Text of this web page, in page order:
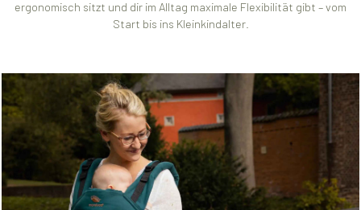
ergonomisch sitzt und dir im Alltag maximale Flexibilität gibt – vom
Start bis ins Kleinkindalter.